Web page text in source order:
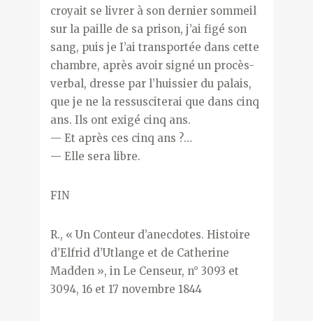
croyait se livrer à son dernier sommeil
sur la paille de sa prison, j’ai figé son
sang, puis je I’ai transportée dans cette
chambre, après avoir signé un procès-
verbal, dresse par l’huissier du palais,
que je ne la ressusciterai que dans cinq
ans. Ils ont exigé cinq ans.
— Et après ces cinq ans ?…
— Elle sera libre.
FIN
R., « Un Conteur d’anecdotes. Histoire
d’Elfrid d’Utlange et de Catherine
Madden », in Le Censeur, n° 3093 et
3094, 16 et 17 novembre 1844